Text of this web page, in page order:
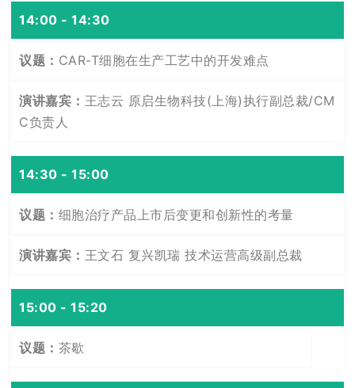
14:00 - 14:30
CAR-T细胞在生产工艺中的开发难点
王志云 原启生物科技(上海)执行副总裁/CM
C负责人
14:30 - 15:00
细胞治疗产品上市后变更和创新性的考量
王文石 复兴凯瑞 技术运营高级副总裁
15:00 - 15:20
茶歇